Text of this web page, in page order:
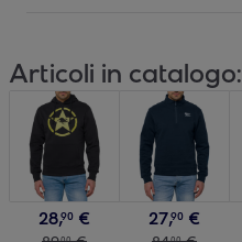
Articoli in catalogo:
28,90 €
00
27,90 €
00